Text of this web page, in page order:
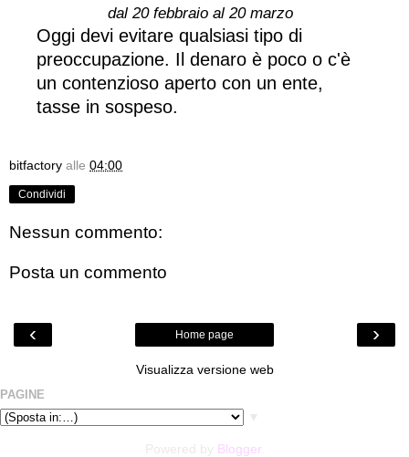
dal 20 febbraio al 20 marzo
Oggi devi evitare qualsiasi tipo di
preoccupazione. Il denaro è poco o c'è
un contenzioso aperto con un ente,
tasse in sospeso.
bitfactory alle 04:00
Condividi
Nessun commento:
Posta un commento
‹ ›
Home page
Visualizza versione web
PAGINE
Blogger.